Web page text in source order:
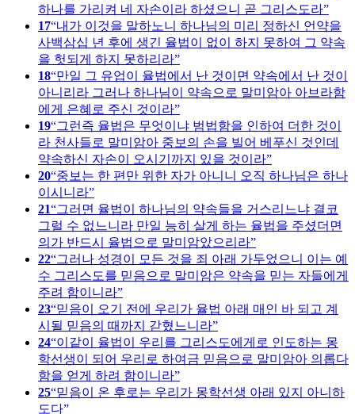
하나를 가리켜 네 자손이라 하셨으니 곧 그리스도라
17 내가 이것을 말하노니 하나님의 미리 정하신 언약을
사백삼십 년 후에 생긴 율법이 없이 하지 못하여 그 약속
을 헛되게 하지 못하리라
18 만일 그 유업이 율법에서 난 것이면 약속에서 난 것이
아니리라 그러나 하나님이 약속으로 말미암아 아브라함
에게 은혜로 주신 것이라
19 그런즉 율법은 무엇이냐 범법함을 인하여 더한 것이
라 천사들로 말미암아 중보의 손을 빌어 베푸신 것인데
약속하신 자손이 오시기까지 있을 것이라
20 중보는 한 편만 위한 자가 아니니 오직 하나님은 하나
이시니라
21
그러면 율법이 하나님의 약속들을 거스리느냐 결코
그럴 수 없느니라 만일 능히 살게 하는 율법을 주셨더면
의가 반드시 율법으로 말미암았으리라
22 그러나 성경이 모든 것을 죄 아래 가두었으니 이는 예
수 그리스도를 믿음으로 말미암은 약속을 믿는 자들에게
주려 함이니라
23 믿음이 오기 전에 우리가 율법 아래 매인 바 되고 계
시될 믿음의 때까지 갇혔느니라
24 이같이 율법이 우리를 그리스도에게로 인도하는 몽
학선생이 되어 우리로 하여금 믿음으로 말미암아 의롭다
함을 얻게 하려 함이니라
25 믿음이 온 후로는 우리가 몽학선생 아래 있지 아니하
도다